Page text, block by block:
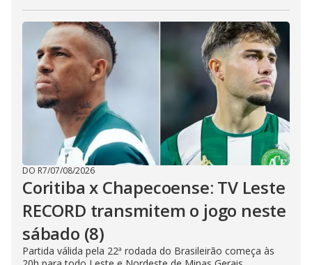
DO R7/07/08/2026
Coritiba x Chapecoense: TV Leste
RECORD transmitem o jogo neste
sábado (8)
Partida válida pela 22ª rodada do Brasileirão começa às